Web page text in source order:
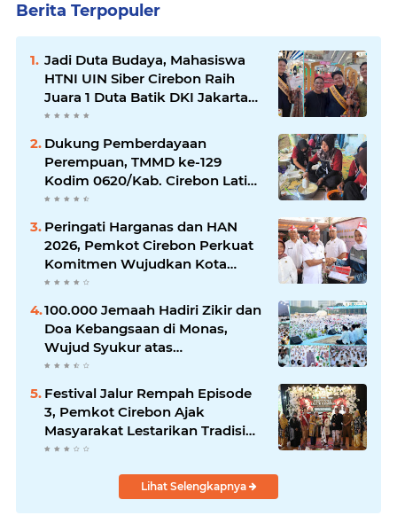
Berita Terpopuler
Jadi Duta Budaya, Mahasiswa
HTNI UIN Siber Cirebon Raih
Juara 1 Duta Batik DKI Jakarta
2026
Dukung Pemberdayaan
Perempuan, TMMD ke-129
Kodim 0620/Kab. Cirebon Latih
Ibu-Ibu Tata Boga
Peringati Harganas dan HAN
2026, Pemkot Cirebon Perkuat
Komitmen Wujudkan Kota
Layak Anak
100.000 Jemaah Hadiri Zikir dan
Doa Kebangsaan di Monas,
Wujud Syukur atas
Kemerdekaan
Festival Jalur Rempah Episode
3, Pemkot Cirebon Ajak
Masyarakat Lestarikan Tradisi
Jamu sebagai Warisan Budaya
Lihat Selengkapnya